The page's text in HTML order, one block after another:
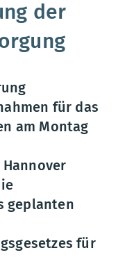
der
für das
am Montag
geplanten
für